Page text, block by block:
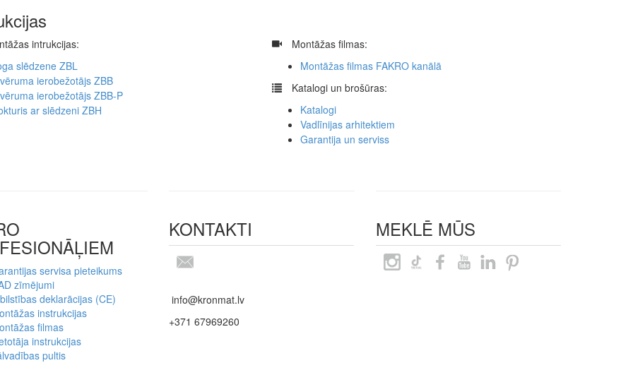
intrukcijas:
slēdzene ZBL
ierobežotājs ZBB
ierobežotājs ZBB-P
ar slēdzeni ZBH
Montāžas filmas:
Montāžas filmas FAKRO kanālā
Katalogi un brošūras:
Katalogi
Vadlīnijas arhitektiem
Garantija un serviss
servisa pieteikums
zīmējumi
deklarācijas (CE)
instrukcijas
filmas
instrukcijas
pultis
KONTAKTI
info@kronmat.lv
+371 67969260
MEKLĒ MŪS